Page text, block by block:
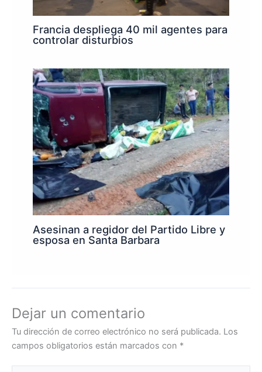
Francia despliega 40 mil agentes para
controlar disturbios
Asesinan a regidor del Partido Libre y
esposa en Santa Barbara
Dejar un comentario
Tu dirección de correo electrónico no será publicada. Los
campos obligatorios están marcados con *